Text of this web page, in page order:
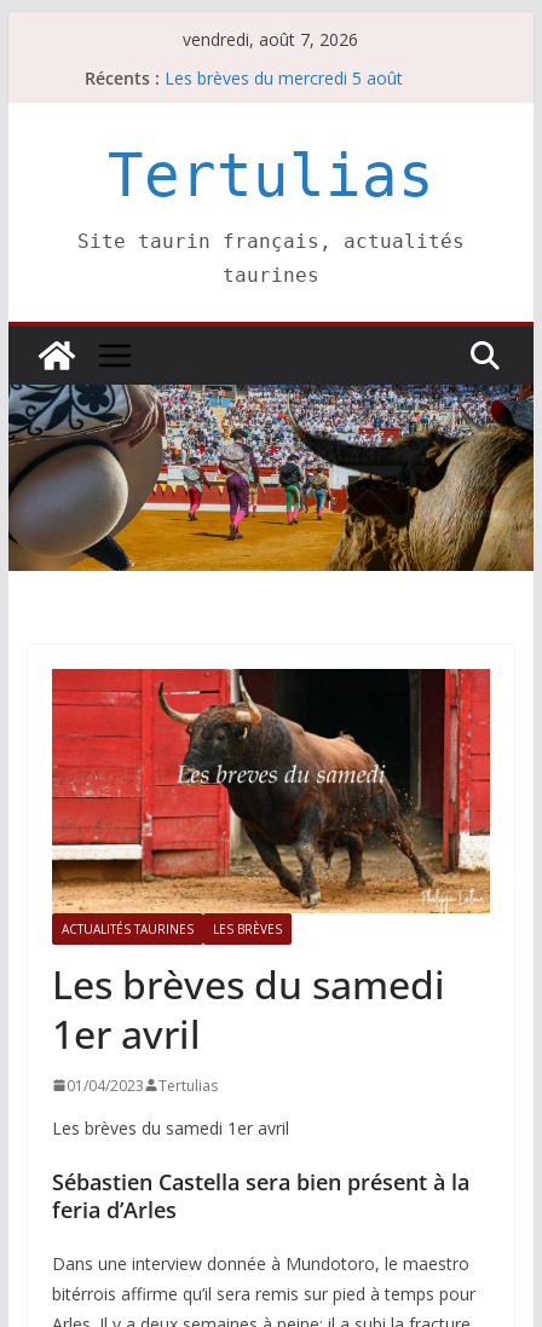
vendredi, août 7, 2026
Récents : Les brèves du mercredi 5 août
Escalafón 2026 – novilleros –
Les brèves du jeudi 6 août
Tertulias
Site taurin français, actualités
taurines
ACTUALITÉS TAURINES LES BRÈVES
Les brèves du samedi
1er avril
01/04/2023 Tertulias
Les brèves du samedi 1er avril
Sébastien Castella sera bien présent à la
feria d’Arles
Dans une interview donnée à Mundotoro, le maestro
bitérrois affirme qu’il sera remis sur pied à temps pour